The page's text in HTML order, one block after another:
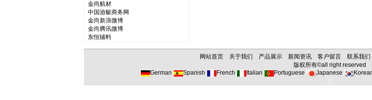
金尚航材
中国游艇商务网
金尚新浪微博
金尚腾讯微博
东恒辅料
网站首页 关于我们 产品展示 新闻资讯 客户留言 联系我们
版权所有©all right reserved
German
Spanish French Italian Portuguese Japanese